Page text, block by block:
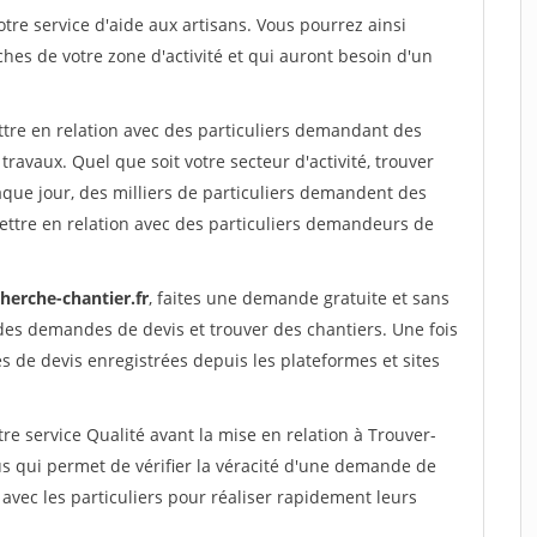
service d'aide aux artisans. Vous pourrez ainsi
de votre zone d'activité et qui auront besoin d'un
en relation avec des particuliers demandant des
Quel que soit votre secteur d'activité, trouver
jour, des milliers de particuliers demandent des
en relation avec des particuliers demandeurs de
chantier.fr, faites une demande gratuite et sans
demandes de devis et trouver des chantiers. Une fois
de devis enregistrées depuis les plateformes et sites
service Qualité avant la mise en relation à Trouver-
qui permet de vérifier la véracité d'une demande de
les particuliers pour réaliser rapidement leurs